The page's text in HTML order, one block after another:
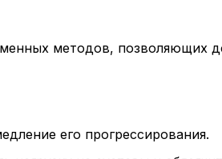
методов, позволяющих
его прогрессирования.